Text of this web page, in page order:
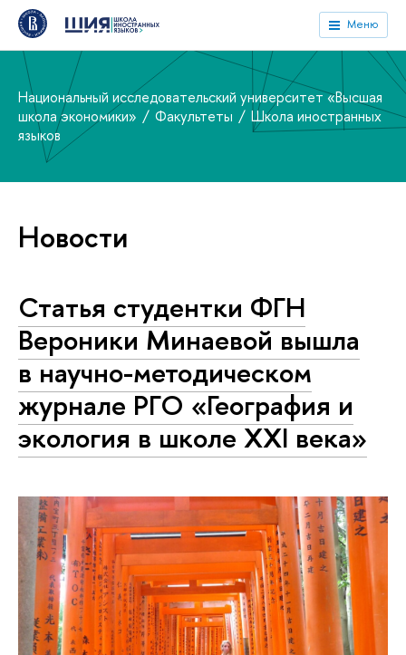
Меню
Национальный исследовательский университет «Высшая
школа экономики»
Факультеты
Школа иностранных
языков
Новости
Статья студентки ФГН
Вероники Минаевой вышла
в научно-методическом
журнале РГО «География и
экология в школе XXI века»